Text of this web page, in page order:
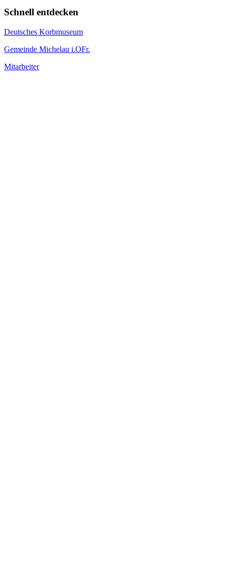
Schnell entdecken
Deutsches Korbmuseum
Gemeinde Michelau i.OFr.
Mitarbeiter